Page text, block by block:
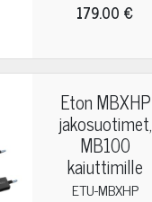
179.00 €
Eton MBXHP
jakosuotimet,
MB100
kaiuttimille
ETU-MBXHP